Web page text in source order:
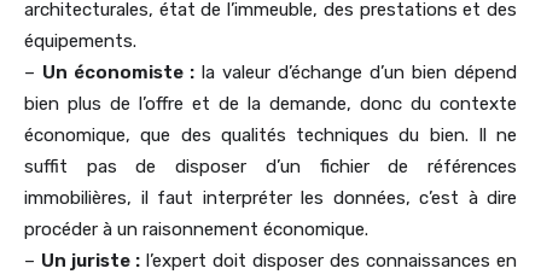
architecturales, état de l’immeuble, des prestations et des
équipements.
– Un économiste : la valeur d’échange d’un bien dépend
bien plus de l’offre et de la demande, donc du contexte
économique, que des qualités techniques du bien. Il ne
suffit pas de disposer d’un fichier de références
immobilières, il faut interpréter les données, c’est à dire
procéder à un raisonnement économique.
– Un juriste : l’expert doit disposer des connaissances en